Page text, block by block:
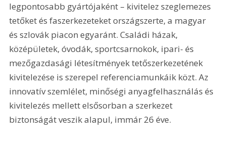
legpontosabb gyártójaként – kivitelez szeglemezes
tetőket és faszerkezeteket országszerte, a magyar
és szlovák piacon egyaránt. Családi házak,
középületek, óvodák, sportcsarnokok, ipari- és
mezőgazdasági létesítmények tetőszerkezetének
kivitelezése is szerepel referenciamunkáik közt. Az
innovatív szemlélet, minőségi anyagfelhasználás és
kivitelezés mellett elsősorban a szerkezet
biztonságát veszik alapul, immár 26 éve.